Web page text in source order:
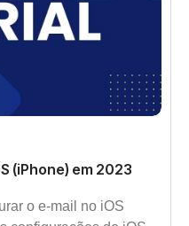
(iPhone) em 2023
o e-mail no iOS